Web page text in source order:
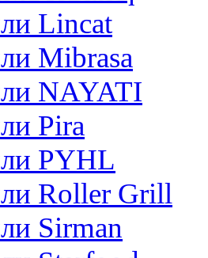
Lincat
Mibrasa
NAYATI
Pira
PYHL
Roller Grill
Sirman